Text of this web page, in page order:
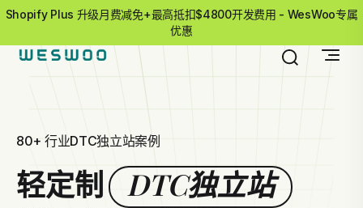
Shopify Plus 升级月费减免+最高抵扣$4800开发费用 - WesWoo专属
优惠
80+ 行业DTC独立站案例
轻定制 DTC独立站